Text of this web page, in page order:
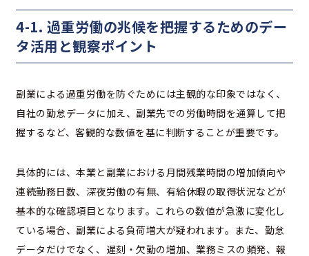
4-1. 過重労働の兆候を把握するためのデー
タ活用と観察ポイント
副業による過重労働を防ぐためには主観的な印象ではなく、
自社の勤怠データに加え、副業先での労働時間を通算して把
握するなど、客観的な数値を基に判断することが重要です。
具体的には、本業と副業における月間残業時間の増加傾向や
連続勤務日数、深夜労働の有無、有給休暇の取得状況などが
基本的な確認項目となります。これらの数値が急激に変化し
ている場合、副業による負荷増大が疑われます。また、勤怠
データだけでなく、遅刻・欠勤の増加、業務ミスの頻発、報